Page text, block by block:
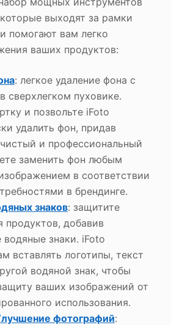
выходят за рамки
помогают вам легко
ваших продуктов:
: легкое удаление фона с
сверхлегком пуховике.
и позвольте iFoto
удалить фон, придав
и профессиональный
заменить фон любым
в соответствии
в брендинге.
знаков: защитите
продуктов, добавив
водяные знаки. iFoto
вставлять логотипы, текст
водяной знак, чтобы
ваших изображений от
использования.
фотографий: